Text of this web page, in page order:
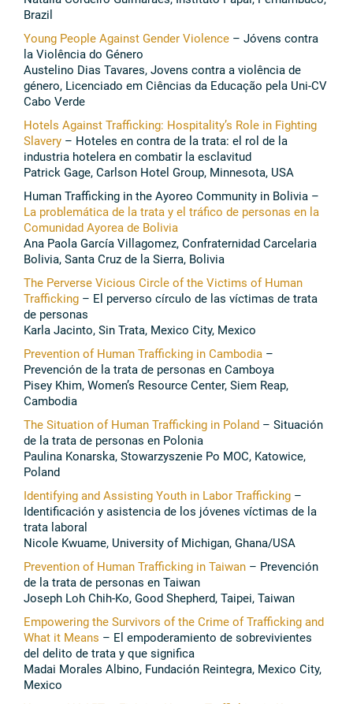
Brazil
Young People Against Gender Violence – Jóvens contra
la Violência do Género
Austelino Dias Tavares, Jovens contra a violência de
género, Licenciado em Ciências da Educação pela Uni-CV
Cabo Verde
Hotels Against Trafficking: Hospitality’s Role in Fighting
Slavery – Hoteles en contra de la trata: el rol de la
industria hotelera en combatir la esclavitud
Patrick Gage, Carlson Hotel Group, Minnesota, USA
Human Trafficking in the Ayoreo Community in Bolivia –
La problemática de la trata y el tráfico de personas en la
Comunidad Ayorea de Bolivia
Ana Paola García Villagomez, Confraternidad Carcelaria
Bolivia, Santa Cruz de la Sierra, Bolivia
The Perverse Vicious Circle of the Victims of Human
Trafficking – El perverso círculo de las víctimas de trata
de personas
Karla Jacinto, Sin Trata, Mexico City, Mexico
Prevention of Human Trafficking in Cambodia –
Prevención de la trata de personas en Camboya
Pisey Khim, Women’s Resource Center, Siem Reap,
Cambodia
The Situation of Human Trafficking in Poland – Situación
de la trata de personas en Polonia
Paulina Konarska, Stowarzyszenie Po MOC, Katowice,
Poland
Identifying and Assisting Youth in Labor Trafficking –
Identificación y asistencia de los jóvenes víctimas de la
trata laboral
Nicole Kwuame, University of Michigan, Ghana/USA
Prevention of Human Trafficking in Taiwan – Prevención
de la trata de personas en Taiwan
Joseph Loh Chih-Ko, Good Shepherd, Taipei, Taiwan
Empowering the Survivors of the Crime of Trafficking and
What it Means – El empoderamiento de sobrevivientes
del delito de trata y que significa
Madai Morales Albino, Fundación Reintegra, Mexico City,
Mexico